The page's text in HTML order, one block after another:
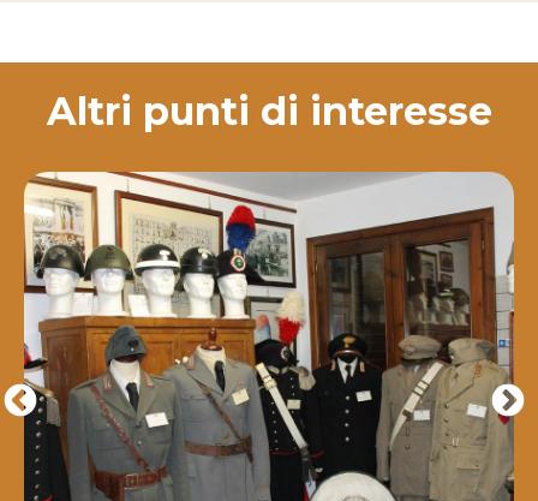
Altri punti di interesse